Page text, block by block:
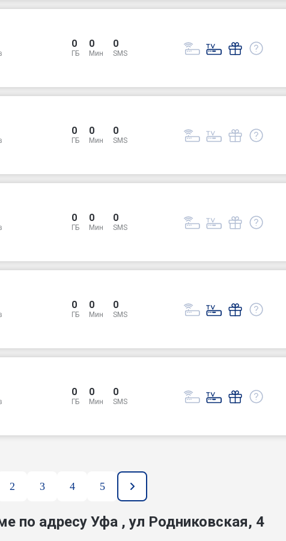
0
ГБ
0
Мин
0
SMS
0
ГБ
0
Мин
0
SMS
0
ГБ
0
Мин
0
SMS
0
ГБ
0
Мин
0
SMS
0
ГБ
0
Мин
0
SMS
2 3 4 5
по адресу Уфа , ул Родниковская, 4